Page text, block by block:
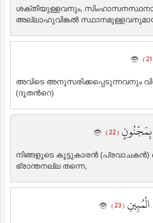
ശക്തിയുള്ളവനും,
അല്ലാഹുവിങ്കല്‍
അവിടെ അനുസരിക്കപ്പെടുന്നവനും
(ദൂതന്‍റെ)
( 22 )
നിങ്ങളുടെ കൂട്ടുകാരന്‍ (പ്രവാചകന്‍)
ഭ്രാന്തനല്ല തന്നെ,
( 23 )